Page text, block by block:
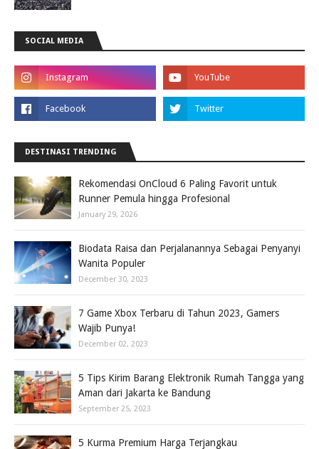
SOCIAL MEDIA
DESTINASI TRENDING
Rekomendasi OnCloud 6 Paling Favorit untuk
Runner Pemula hingga Profesional
January 29, 2026
Biodata Raisa dan Perjalanannya Sebagai Penyanyi
Wanita Populer
December 30, 2023
7 Game Xbox Terbaru di Tahun 2023, Gamers
Wajib Punya!
December 02, 2023
5 Tips Kirim Barang Elektronik Rumah Tangga yang
Aman dari Jakarta ke Bandung
September 25, 2023
5 Kurma Premium Harga Terjangkau